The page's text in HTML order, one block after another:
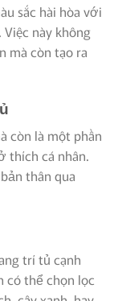
sắc hài hòa với
này không
mà còn tạo ra
còn là một phần
thích cá nhân.
thân qua
trí tủ cạnh
có thể chọn lọc